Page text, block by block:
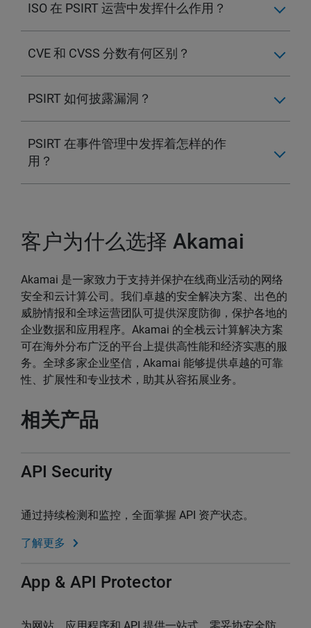
ISO 在 PSIRT 运营中发挥什么作用？
CVE 和 CVSS 分数有何区别？
PSIRT 如何披露漏洞？
PSIRT 在事件管理中发挥着怎样的作
用？
客户为什么选择 Akamai
Akamai 是一家致力于支持并保护在线商业活动的网络
安全和云计算公司。我们卓越的安全解决方案、出色的
威胁情报和全球运营团队可提供深度防御，保护各地的
企业数据和应用程序。Akamai 的全栈云计算解决方案
可在海外分布广泛的平台上提供高性能和经济实惠的服
务。全球多家企业坚信，Akamai 能够提供卓越的可靠
性、扩展性和专业技术，助其从容拓展业务。
相关产品
API Security
通过持续检测和监控，全面掌握 API 资产状态。
了解更多
App & API Protector
为网站、应用程序和 API 提供一站式、零妥协安全防